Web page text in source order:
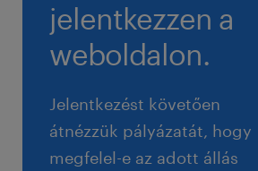
jelentkezzen a
weboldalon.
Jelentkezést követően
átnézzük pályázatát, hogy
megfelel-e az adott állás